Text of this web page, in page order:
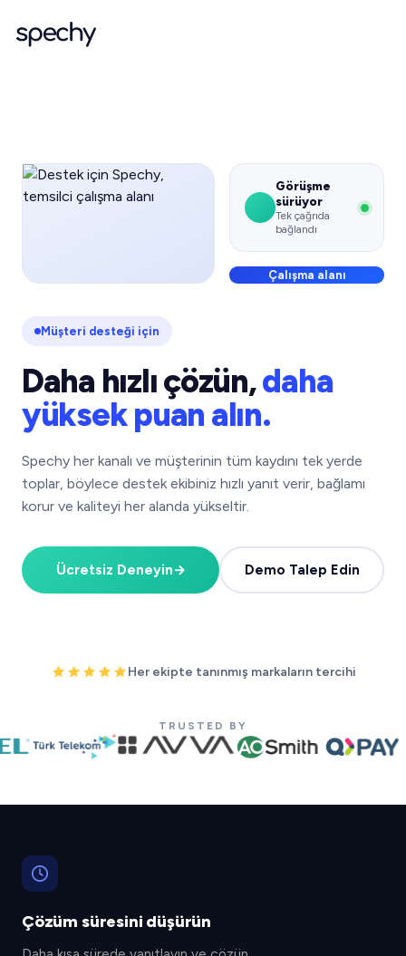
Müşteri desteği için
Daha hızlı çözün,daha
yüksek puan alın.
Spechy her kanalı ve müşterinin tüm kaydını tek yerde
toplar, böylece destek ekibiniz hızlı yanıt verir, bağlamı
korur ve kaliteyi her alanda yükseltir.
Ücretsiz Deneyin→ Demo Talep Edin
Görüşme
sürüyor
Tek çağrıda
bağlandı
Çalışma alanı
Her ekipte tanınmış markaların tercihi
TRUSTED BY
Çözüm süresini düşürün